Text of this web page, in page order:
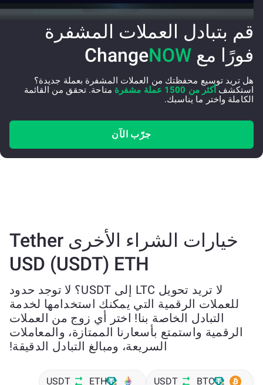
قم بتبادل العملات المشفرة
فورًا مع Change NOW
هل تريد توسيع محفظتك من العملات المشفرة بعملة جديدة؟
استكشف أكثر من 1500 عملة مشفرة
متاحة. تحقق من القائمة
الكاملة واختر ما يناسبك.
جرّب الآن
خيارات الشراء الأخرى Tether
USD (USDT) ETH
لا تريد تحويل LTC إلى USDT؟ لا توجد حدود
للعملات الرقمية التي يمكنك استخدامها لخدمة
التبادل الخاصة بنا! اختر أي زوج من العملات
الرقمية واستمتع بأسعارنا الممتازة، والمعاملات
السريعة، ومبالغ التبادل الدقيقة!
BTC
USDT
ETH
USDT